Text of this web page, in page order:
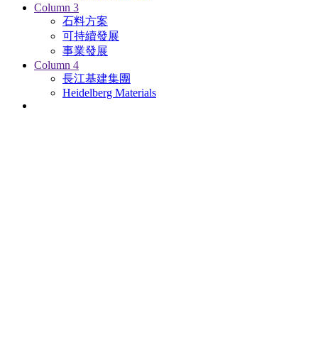
Column 3
石料方案
可持續發展
事業發展
Column 4
長江基建集團
Heidelberg Materials